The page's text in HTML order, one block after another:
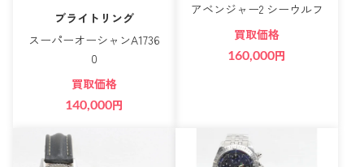
ブライトリング
スーパーオーシャンA1736
0
買取価格
140,000円
アベンジャー2 シーウルフ
買取価格
160,000円